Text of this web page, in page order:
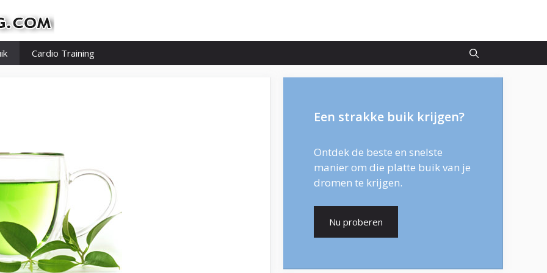
Cardio Training
Een strakke buik krijgen?
Ontdek de beste en snelste
manier om die platte buik van je
dromen te krijgen.
Nu proberen